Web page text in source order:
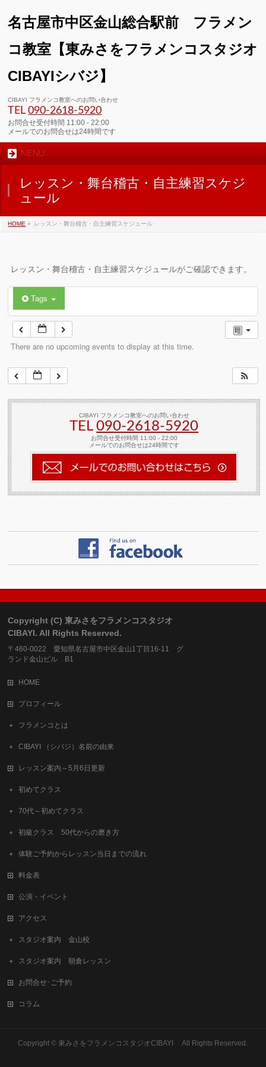
名古屋市中区金山総合駅前 フラメン
コ教室【東みさをフラメンコスタジオ
CIBAYIシバジ】
CIBAYI フラメンコ教室へのお問い合わせ
TEL090-2618‐5920
お問合せ受付時間 11:00 - 22:00
メールでのお問合せは24時間です
MENU
レッスン・舞台稽古・自主練習スケジ
ュール
HOME » レッスン・舞台稽古・自主練習スケジュール
レッスン・舞台稽古・自主練習スケジュールがご確認できます。
Tags
There are no upcoming events to display at this time.
CIBAYI フラメンコ教室へのお問い合わせ
TEL090-2618‐5920
お問合せ受付時間 11:00 - 22:00
メールでのお問合せは24時間です
Copyright (C) 東みさをフラメンコスタジオ
CIBAYI. All Rights Reserved.
〒460-0022 愛知県名古屋市中区金山1丁目16-11 グ
ランド金山ビル B1
HOME
プロフィール
フラメンコとは
CIBAYI （シバジ）名前の由来
レッスン案内～5月6日更新
初めてクラス
70代～初めてクラス
初級クラス 50代からの磨き方
体験ご予約からレッスン当日までの流れ
料金表
公演・イベント
アクセス
スタジオ案内 金山校
スタジオ案内 朝倉レッスン
お問合せ･ご予約
コラム
Copyright © 東みさをフラメンコスタジオCIBAYI All Rights Reserved.